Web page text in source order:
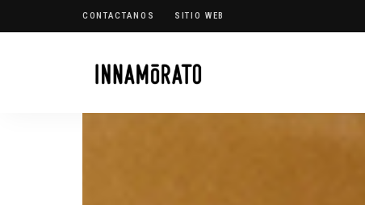
CONTACTANOS SITIO WEB
INN
Innamorato